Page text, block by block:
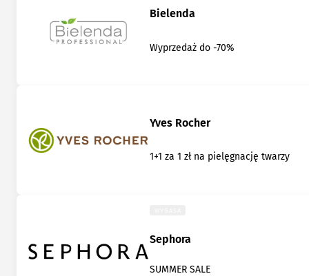
Bielenda
Wyprzedaż do -70%
Yves Rocher
1+1 za 1 zł na pielęgnację twarzy
Sephora
SUMMER SALE